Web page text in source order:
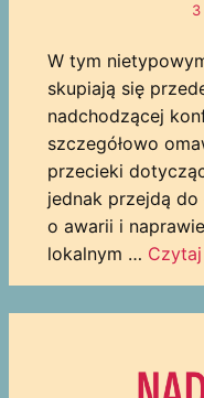
W tym
skupiają się
nadchodzącej
szczegółowo
przecieki
jednak przejdą do
o awarii i
lokalnym …